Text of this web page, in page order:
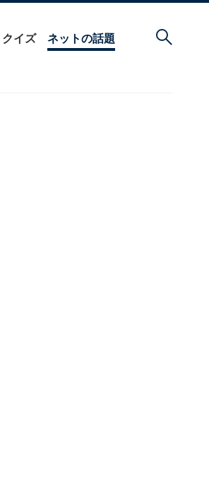
クイズ ネットの話題